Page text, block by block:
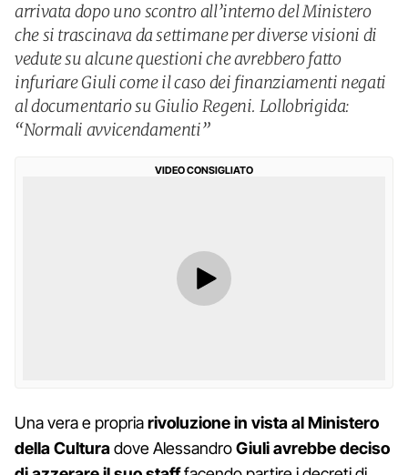
arrivata dopo uno scontro all’interno del Ministero
che si trascinava da settimane per diverse visioni di
vedute su alcune questioni che avrebbero fatto
infuriare Giuli come il caso dei finanziamenti negati
al documentario su Giulio Regeni. Lollobrigida:
“Normali avvicendamenti”
VIDEO CONSIGLIATO
Una vera e propriarivoluzione in vista al Ministero
della Culturadove AlessandroGiuli avrebbe deciso